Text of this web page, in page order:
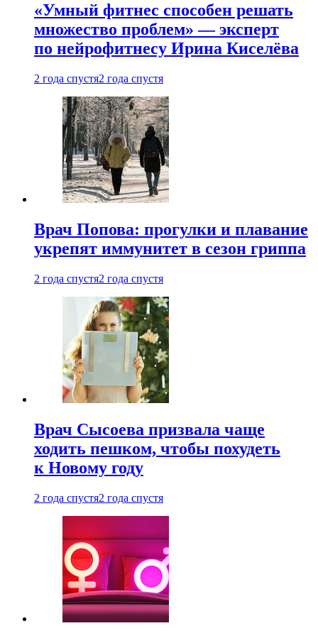
«Умный фитнес способен решать
множество проблем» — эксперт
по нейрофитнесу Ирина Киселёва
2 года спустя2 года спустя
Врач Попова: прогулки и плавание
укрепят иммунитет в сезон гриппа
2 года спустя2 года спустя
Врач Сысоева призвала чаще
ходить пешком, чтобы похудеть
к Новому году
2 года спустя2 года спустя